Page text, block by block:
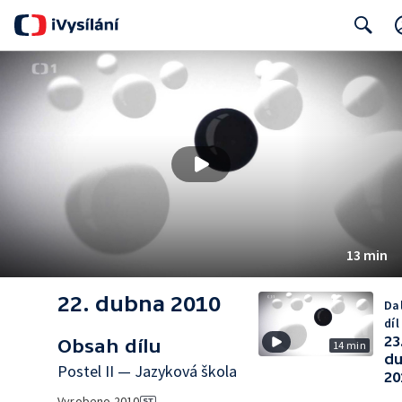
13 min
22. dubna 2010
Obsah dílu
Postel II — Jazyková škola
14 min
díl